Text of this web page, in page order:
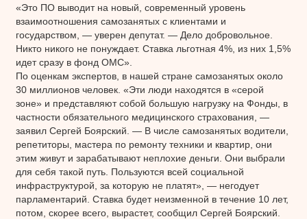
«Это ПО выводит на новый, современный уровень
взаимоотношения самозанятых с клиентами и
государством, — уверен депутат. — Дело добровольное.
Никто никого не понуждает. Ставка льготная 4%, из них 1,5%
идет сразу в фонд ОМС».
По оценкам экспертов, в нашей стране самозанятых около
30 миллионов человек. «Эти люди находятся в «серой
зоне» и представляют собой большую нагрузку на Фонды, в
частности обязательного медицинского страхования, —
заявил Сергей Боярский. — В числе самозанятых водители,
репетиторы, мастера по ремонту техники и квартир, они
этим живут и зарабатывают неплохие деньги. Они выбрали
для себя такой путь. Пользуются всей социальной
инфраструктурой, за которую не платят», — негодует
парламентарий. Ставка будет неизменной в течение 10 лет,
потом, скорее всего, вырастет, сообщил Сергей Боярский.